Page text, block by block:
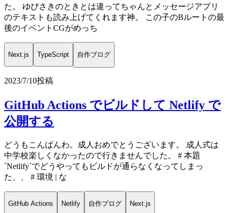
た。 ゆびさきのときとは違ってちゃんとメッセージアプリ
のテキストも読み上げてくれます神。 この子のBルートの最
後のイベントCGがめっち
Next.js TypeScript 自作ブログ
2023/7/10投稿
GitHub Actions でビルドして Netlify で
公開する
どうもこんばんわ。成人おめでとうございます。 成人式は
中学校楽しくなかったので行きませんでした。 # 本題
`Netlify`でどうやってもビルドが通らなくなってしまっ
た、、 # 環境 | な
GitHub Actions Netlify 自作ブログ Next.js